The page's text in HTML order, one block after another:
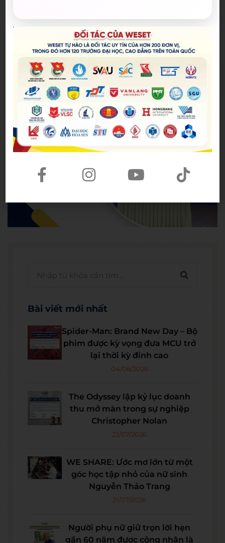
năm tháng không thể nào quên.
Bài viết mới nhất
Spider-Man: Brand New Day – Bộ
phim được kỳ vọng đưa MCU trở
lại thời kỳ đỉnh cao
04/08/2026
The Odyssey lập kỷ lục doanh
thu mở màn trong sự nghiệp
Christopher Nolan
22/07/2026
WE SHARE: Ước mơ lớn từ một
góc học tập nhỏ của nữ sinh
Nguyễn Thảo Trang
21/07/2026
Người phụ nữ giữ trọn lời hẹn
gần 60 năm được công nhận là